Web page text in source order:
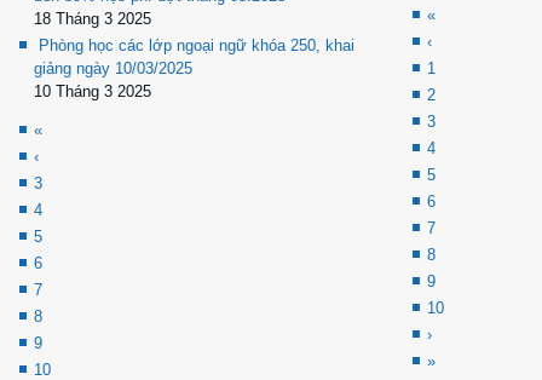
18 Tháng 3 2025
Phòng học các lớp ngoại ngữ khóa 250, khai
giảng ngày 10/03/2025
10 Tháng 3 2025
«
‹
3
4
5
6
7
8
9
10
«
‹
1
2
3
4
5
6
7
8
9
10
›
»